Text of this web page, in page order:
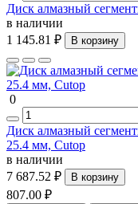
Диск алмазный
в наличии
1 145.81 ₽
В корзину
0
Диск алмазный
25.4 мм, Cutop
в наличии
7 687.52 ₽
В корзину
807.00 ₽